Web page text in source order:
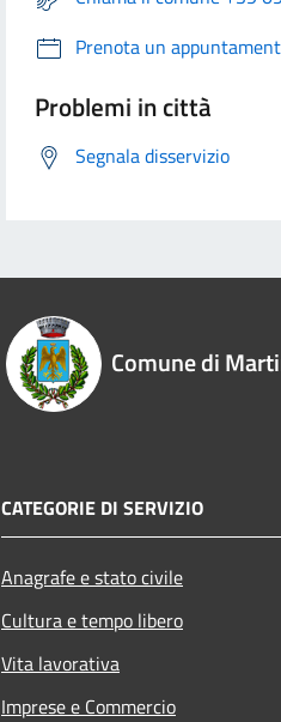
Prenota un
Problemi in città
Segnala disservizio
Comune di
CATEGORIE DI SERVIZIO
Anagrafe e stato civile
Cultura e tempo libero
Vita lavorativa
Imprese e Commercio